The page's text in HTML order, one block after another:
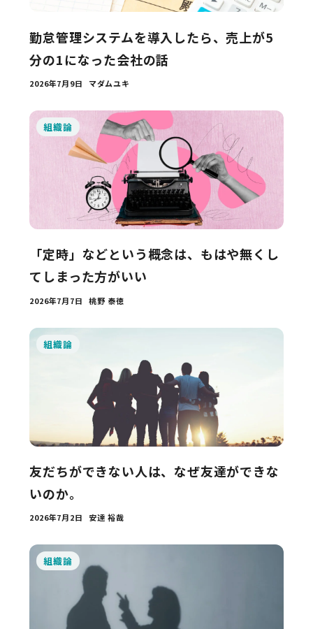
勤怠管理システムを導入したら、売上が5
分の1になった会社の話
マダムユキ
2026年7月9日
組織論
「定時」などという概念は、もはや無くし
てしまった方がいい
桃野 泰徳
2026年7月7日
組織論
友だちができない人は、なぜ友達ができな
いのか。
安達 裕哉
2026年7月2日
組織論